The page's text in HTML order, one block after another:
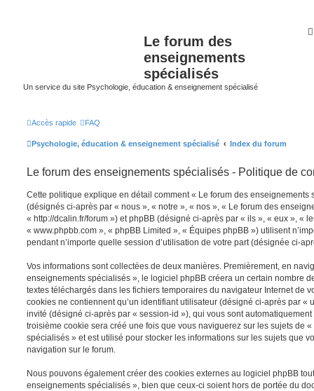
Le forum des
enseignements
spécialisés
Un service du site Psychologie, éducation & enseignement spécialisé
Accès rapide FAQ
Psychologie, éducation & enseignement spécialisé Index du forum
Le forum des enseignements spécialisés - Politique de
Cette politique explique en détail comment « Le forum des enseignements
(désignés ci-après par « nous », « notre », « nos », « Le forum des
« http://dcalin.fr/forum ») et phpBB (désigné ci-après par « ils », « eux », «
« www.phpbb.com », « phpBB Limited », « Équipes phpBB ») utilisent
pendant n’importe quelle session d’utilisation de votre part (désignée ci-
Vos informations sont collectées de deux manières. Premièrement, en
enseignements spécialisés », le logiciel phpBB créera un certain nombre
textes téléchargés dans les fichiers temporaires du navigateur Internet de
cookies ne contiennent qu’un identifiant utilisateur (désigné ci-après par «
invité (désigné ci-après par « session-id »), qui vous sont
troisième cookie sera créé une fois que vous naviguerez sur les sujets de
spécialisés » et est utilisé pour stocker les informations sur les sujets que
navigation sur le forum.
Nous pouvons également créer des cookies externes au logiciel phpBB
enseignements spécialisés », bien que ceux-ci soient hors de portée du